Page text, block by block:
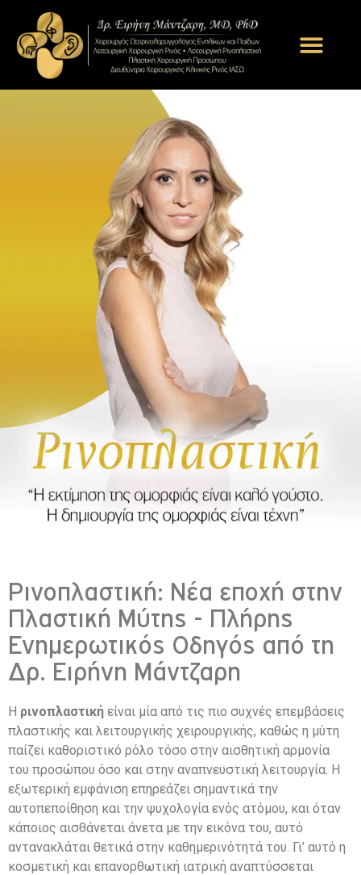
Ρινοπλαστική: Νέα εποχή στην
Πλαστική Μύτης - Πλήρης
Ενημερωτικός Οδηγός από τη
Δρ. Ειρήνη Μάντζαρη
Η ρινοπλαστική είναι μία από τις πιο συχνές επεμβάσεις
πλαστικής και λειτουργικής χειρουργικής, καθώς η μύτη
παίζει καθοριστικό ρόλο τόσο στην αισθητική αρμονία
του προσώπου όσο και στην αναπνευστική λειτουργία. Η
εξωτερική εμφάνιση επηρεάζει σημαντικά την
αυτοπεποίθηση και την ψυχολογία ενός ατόμου, και όταν
κάποιος αισθάνεται άνετα με την εικόνα του, αυτό
αντανακλάται θετικά στην καθημερινότητά του. Γι’ αυτό η
κοσμετική και επανορθωτική ιατρική αναπτύσσεται